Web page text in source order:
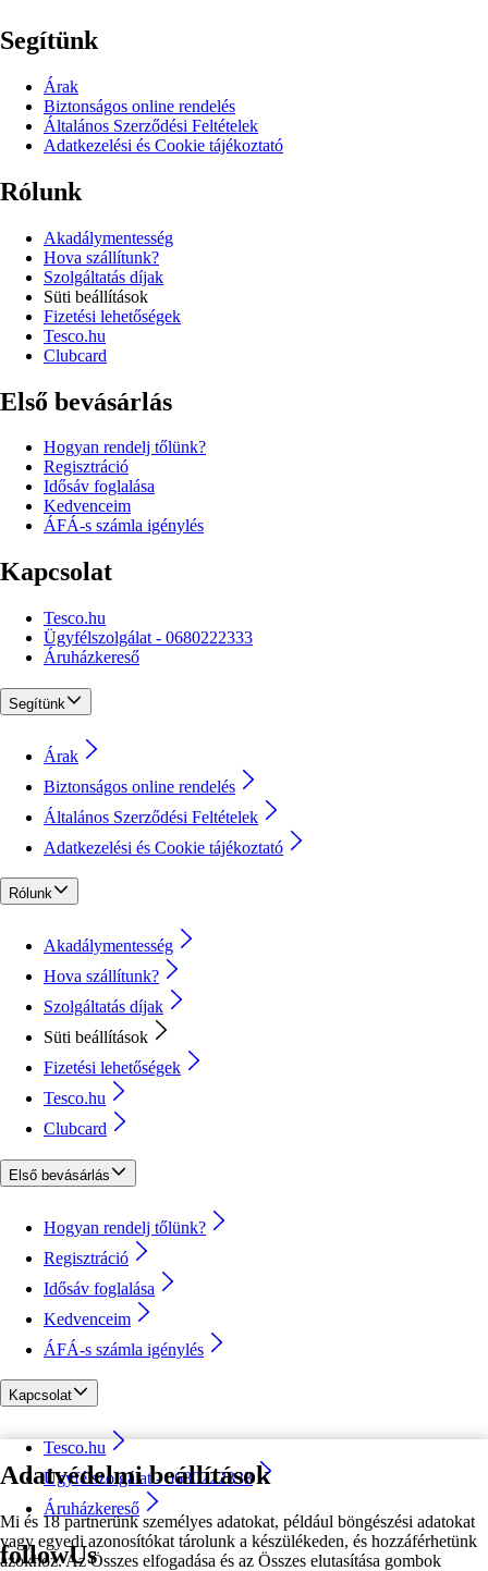
Adatvédelmi beállítások
Mi és 18 partnerünk személyes adatokat, például böngészési adatokat
vagy egyedi azonosítókat tárolunk a készülékeden, és hozzáférhetünk
azokhoz. Az Összes elfogadása és az Összes elutasítása gombok
Segítünk
Árak
Biztonságos online rendelés
Általános Szerződési Feltételek
Adatkezelési és Cookie tájékoztató
Rólunk
Akadálymentesség
Hova szállítunk?
Szolgáltatás díjak
Süti beállítások
Fizetési lehetőségek
Tesco.hu
Clubcard
Első bevásárlás
Hogyan rendelj tőlünk?
Regisztráció
Idősáv foglalása
Kedvenceim
ÁFÁ-s számla igénylés
Kapcsolat
Tesco.hu
Ügyfélszolgálat - 0680222333
Áruházkereső
Segítünk
Árak
Biztonságos online rendelés
Általános Szerződési Feltételek
Adatkezelési és Cookie tájékoztató
Rólunk
Akadálymentesség
Hova szállítunk?
Szolgáltatás díjak
Süti beállítások
Fizetési lehetőségek
Tesco.hu
Clubcard
Első bevásárlás
Hogyan rendelj tőlünk?
Regisztráció
Idősáv foglalása
Kedvenceim
ÁFÁ-s számla igénylés
Kapcsolat
Tesco.hu
Ügyfélszolgálat - 0680222333
Áruházkereső
followUs